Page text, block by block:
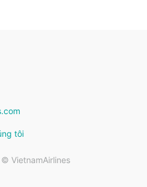
tôi
© VietnamAirlines